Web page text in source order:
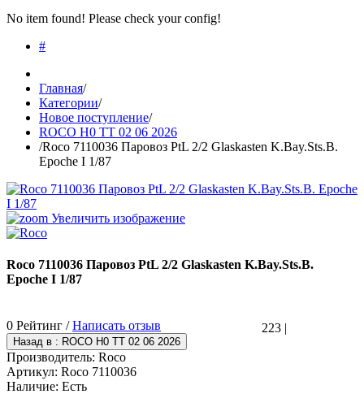
No item found! Please check your config!
#
Главная/
Категории/
Новое поступление/
ROCO H0 TT 02 06 2026
/Roco 7110036 Паровоз PtL 2/2 Glaskasten K.Bay.Sts.B.
Epoche I 1/87
Увеличить изображение
Roco 7110036 Паровоз PtL 2/2 Glaskasten K.Bay.Sts.B.
Epoche I 1/87
223 |
0 Рейтинг /Написать отзыв
Производитель: Roco
Артикул: Roco 7110036
Наличие: Есть